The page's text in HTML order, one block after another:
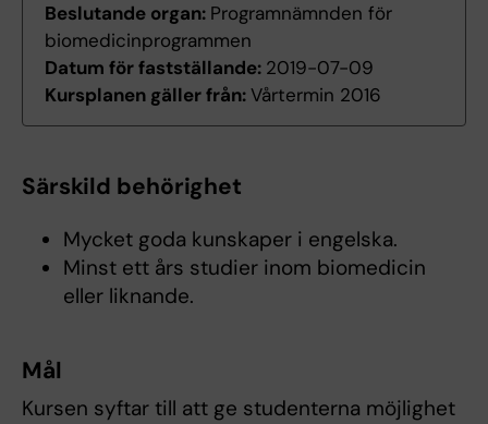
Beslutande organ: Programnämnden för
biomedicinprogrammen
Datum för fastställande: 2019-07-09
Kursplanen gäller från:Vårtermin 2016
Särskild behörighet
Mycket goda kunskaper i engelska.
Minst ett års studier inom biomedicin
eller liknande.
Mål
Kursen syftar till att ge studenterna möjlighet